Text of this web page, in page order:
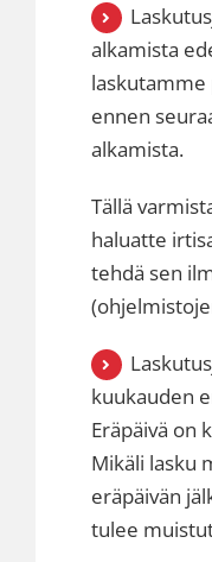
alkamista
laskutamme
ennen
alkamista.
Tällä
haluatte
tehdä sen
kuukauden
Eräpäivä on
Mikäli lasku
eräpäivän
tulee